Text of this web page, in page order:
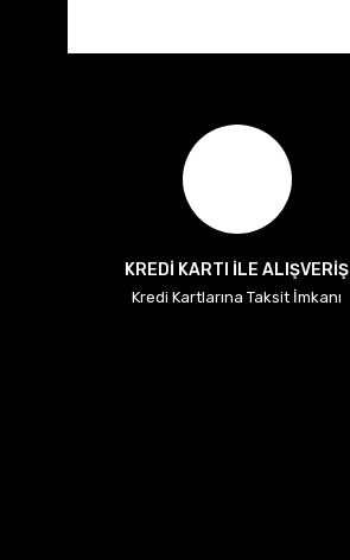
KREDİ KARTI İLE ALIŞVERİŞ
Kredi Kartlarına Taksit İmkanı